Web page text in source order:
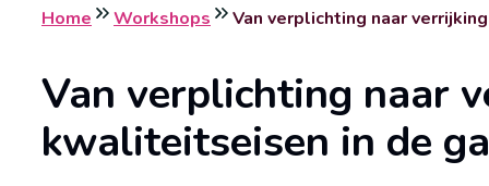
Home Workshops Van verplichting naar
Van verplichting naar
kwaliteitseisen in de